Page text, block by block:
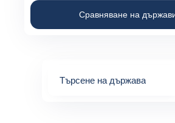
Сравняване на
Търсене на държава